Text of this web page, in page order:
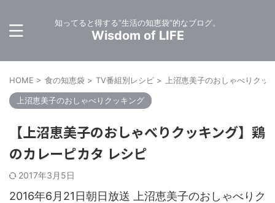
知ってると得する”生活の知恵袋”的なブログ。
Wisdom of LIFE
HOME > 食の知恵袋 > TV番組別レシピ > 上沼恵美子のおしゃべりクッ
上沼恵美子のおしゃべりクッキング
【上沼恵美子のおしゃべりクッキング】鶏
のカレーピカタ レシピ
2017年3月5日
2016年6月21日朝日放送 上沼恵美子のおしゃべりク